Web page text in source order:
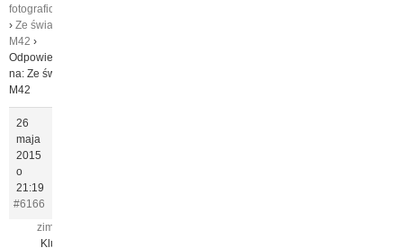
fotograficznym
› Ze świata
M42 ›
Odpowiedz
na: Ze świata
M42
26
maja
2015
o
21:19
#6166
zimmek
Klucznik